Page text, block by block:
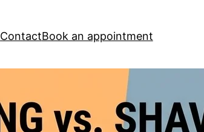
ContactBook an appointment